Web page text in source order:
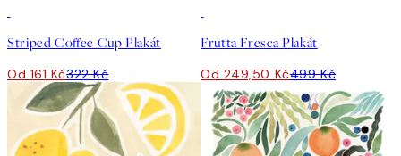
Striped Coffee Cup Plakát
Od 161 Kč322 Kč
Frutta Fresca Plakát
Od 249,50 Kč499 Kč